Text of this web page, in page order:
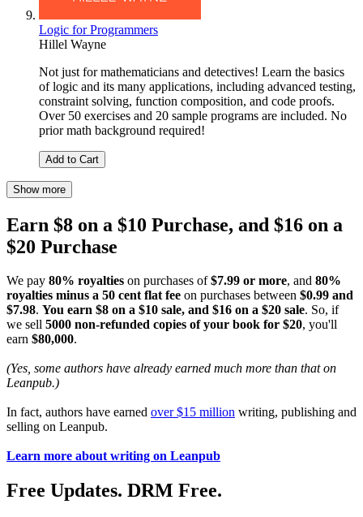
Logic for Programmers
Hillel Wayne
Not just for mathematicians and detectives! Learn the basics
of logic and its many applications, including advanced testing,
constraint solving, function composition, and code proofs.
Over 50 exercises and 20 sample programs are included. No
prior math background required!
Add to Cart
Show more
Earn $8 on a $10 Purchase, and $16 on a
$20 Purchase
We pay 80% royalties on purchases of$7.99 or more, and 80%
royalties minus a 50 cent flat fee on purchases between $0.99 and
$7.98. You earn $8 on a $10 sale, and $16 on a $20 sale. So, if
we sell 5000 non-refunded copies of your book for $20, you'll
earn $80,000.
(Yes, some authors have already earned much more than that on
Leanpub.)
In fact, authors have earned over $15 million writing, publishing and
selling on Leanpub.
Learn more about writing on Leanpub
Free Updates. DRM Free.